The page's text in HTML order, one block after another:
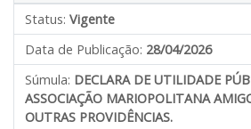
Status: Vigente
Data de Publicação: 28/04/2026
Súmula: DECLARA DE UTILIDADE
ASSOCIAÇÃO MARIOPOLITANA
OUTRAS PROVIDÊNCIAS.